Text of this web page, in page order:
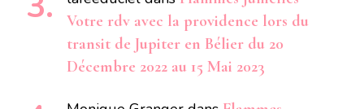
Votre rdv avec la providence lors du
transit de Jupiter en Bélier du 20
Décembre 2022 au 15 Mai 2023